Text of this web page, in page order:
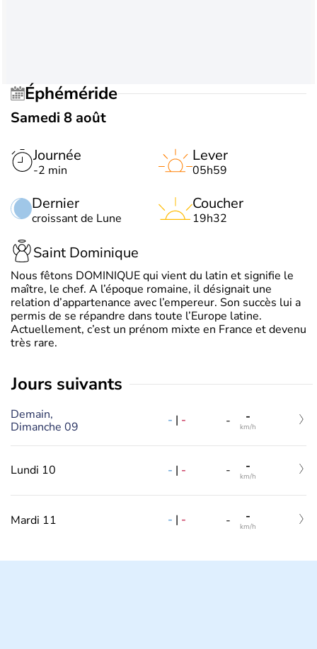
Éphéméride
Samedi 8 août
Journée
-2 min
Dernier
croissant de Lune
Lever
05h59
Coucher
19h32
Saint Dominique
Nous fêtons DOMINIQUE qui vient du latin et signifie le
maître, le chef. A l’époque romaine, il désignait une
relation d’appartenance avec l’empereur. Son succès lui a
permis de se répandre dans toute l’Europe latine.
Actuellement, c’est un prénom mixte en France et devenu
très rare.
jours suivants
Demain,
Dimanche 09
- | - - -
km/h
Lundi 10 - | - - -
km/h
Mardi 11 - | - - -
km/h